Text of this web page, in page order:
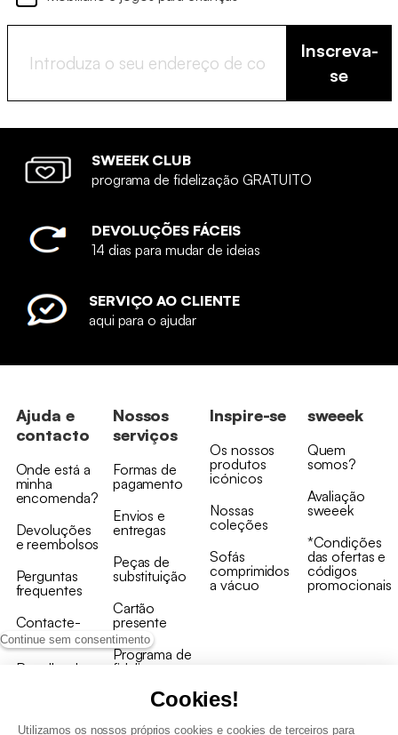
Continue sem consentimento
Cookies!
Utilizamos os nossos próprios cookies e cookies de terceiros para
Inscreva-
se
SWEEEK CLUB
programa de fidelização GRATUITO
DEVOLUÇÕES FÁCEIS
14 dias para mudar de ideias
SERVIÇO AO CLIENTE
aqui para o ajudar
Ajuda e
contacto
Onde está a
minha
encomenda?
Devoluções
e reembolsos
Perguntas
frequentes
Contacte-
nos
Recolha de
Nossos
serviços
Formas de
pagamento
Envios e
entregas
Peças de
substituição
Cartão
presente
Programa de
fidelizaçao
Inspire-se
Os nossos
produtos
icónicos
Nossas
coleções
Sofás
comprimidos
a vácuo
sweeek
Quem
somos?
Avaliação
sweeek
*Condições
das ofertas e
códigos
promocionais